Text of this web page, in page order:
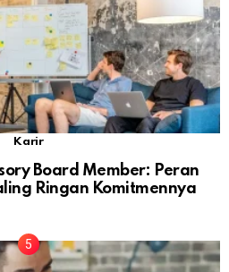
Karir
Board Member: Peran
Ringan Komitmennya